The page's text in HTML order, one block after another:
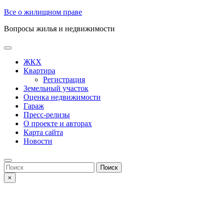
Skip
content
Все о жилищном праве
Вопросы жилья и недвижимости
Open
ButtonЖКХ
Квартира
Регистрация
Земельный участок
Оценка недвижимости
Гараж
Пресс-релизы
О проекте и авторах
Карта сайта
Новости
Close
Button
Search
for:
×